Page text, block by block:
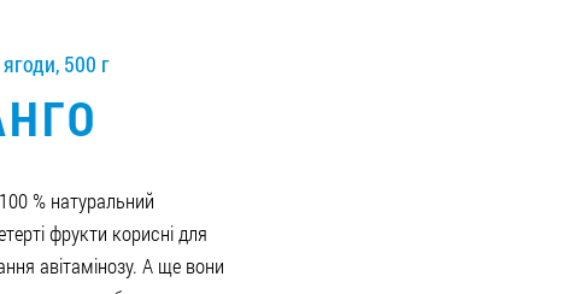
500 г
% натуральний
фрукти корисні для
авітамінозу. А ще вони